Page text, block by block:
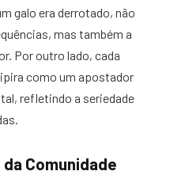
galo era derrotado, não
mas também a
Por outro lado, cada
como um apostador
refletindo a seriedade
Comunidade